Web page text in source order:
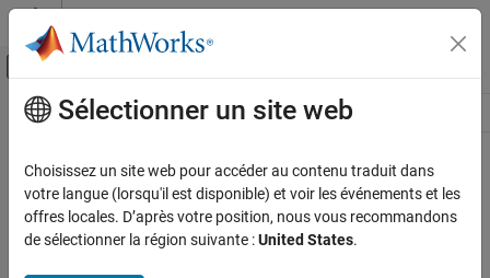
Passer au contenu
Activer/désactiver l'affichage du menu
Ressource
Contenu principal
Sélectionner un site web
Choisissez un site web pour accéder au contenu traduit dans
votre langue (lorsqu'il est disponible) et voir les événements et les
offres locales. D’après votre position, nous vous recommandons
de sélectionner la région suivante :United States.